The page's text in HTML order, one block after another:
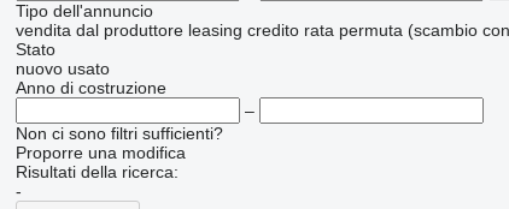
Tipo dell'annuncio
vendita dal produttore leasing credito rata permuta (scambio
Stato
nuovo usato
Anno di costruzione
–
Non ci sono filtri sufficienti?
Proporre una modifica
Risultati della ricerca:
-